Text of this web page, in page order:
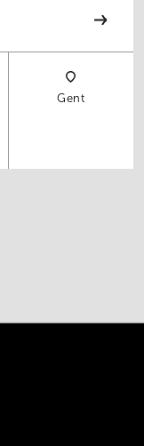
Gent